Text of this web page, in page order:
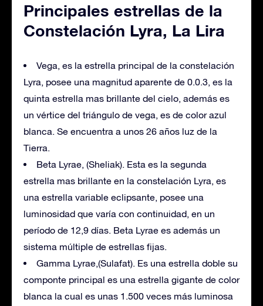
Principales estrellas de la
Constelación Lyra, La Lira
Vega, es la estrella principal de la constelación
Lyra, posee una magnitud aparente de 0.0.3, es la
quinta estrella mas brillante del cielo, además es
un vértice del triángulo de vega, es de color azul
blanca. Se encuentra a unos 26 años luz de la
Tierra.
Beta Lyrae, (Sheliak). Esta es la segunda
estrella mas brillante en la constelación Lyra, es
una estrella variable eclipsante, posee una
luminosidad que varía con continuidad, en un
período de 12,9 días. Beta Lyrae es además un
sistema múltiple de estrellas fijas.
Gamma Lyrae,(Sulafat). Es una estrella doble su
componte principal es una estrella gigante de color
blanca la cual es unas 1.500 veces más luminosa